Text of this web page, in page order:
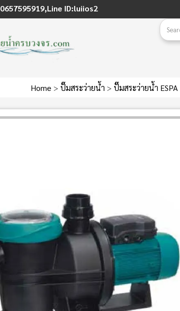
0657595919,Line ID:luiios2
Home > ปั๊มสระว่ายน้ำ > ปั๊มสระว่ายน้ำ ESPA